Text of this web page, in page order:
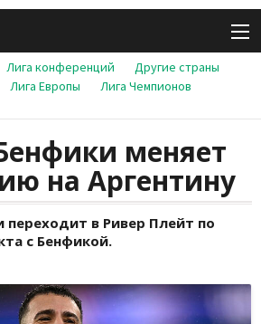
Лига конференций
Другие страны
Лига Европы
Лига Чемпионов
меняет
на Аргентину
в Ривер Плейт по
с Бенфикой.